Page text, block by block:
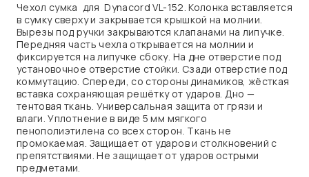
Чехол сумка для Dynacord VL-152. Колонка вставляется
в сумку сверху и закрывается крышкой на молнии.
Вырезы под ручки закрываются клапанами на липучке.
Передняя часть чехла открывается на молнии и
фиксируется на липучке сбоку. На дне отверстие под
установочное отверстие стойки. Сзади отверстие под
коммутацию. Спереди, со стороны динамиков, жёсткая
вставка сохраняющая решётку от ударов. Дно —
тентовая ткань. Универсальная защита от грязи и
влаги. Уплотнение в виде 5 мм мягкого
пенополиэтилена со всех сторон. Ткань не
промокаемая. Защищает от ударов и столкновений с
препятствиями. Не защищает от ударов острыми
предметами.